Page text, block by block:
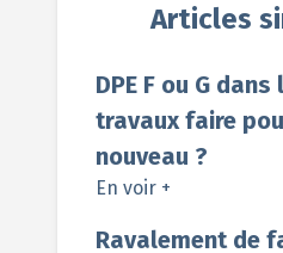
Articles
DPE F ou G
travaux faire
nouveau ?
En voir +
Ravalement de